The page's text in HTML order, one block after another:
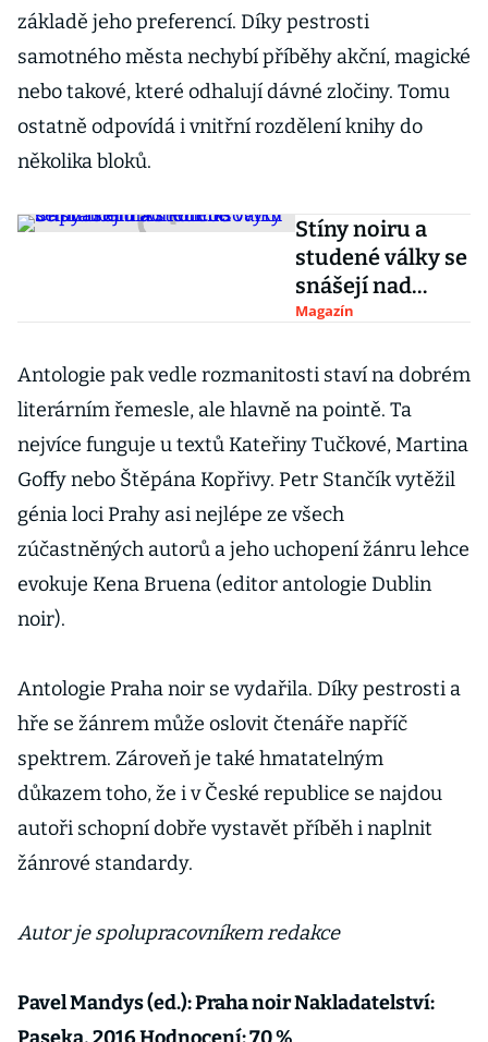
základě jeho preferencí. Díky pestrosti
samotného města nechybí příběhy akční, magické
nebo takové, které odhalují dávné zločiny. Tomu
ostatně odpovídá i vnitřní rozdělení knihy do
několika bloků.
Stíny noiru a
studené války se
snášejí nad
komiksovým
Americou
Magazín
Antologie pak vedle rozmanitosti staví na dobrém
literárním řemesle, ale hlavně na pointě. Ta
nejvíce funguje u textů Kateřiny Tučkové, Martina
Goffy nebo Štěpána Kopřivy. Petr Stančík vytěžil
génia loci Prahy asi nejlépe ze všech
zúčastněných autorů a jeho uchopení žánru lehce
evokuje Kena Bruena (editor antologie Dublin
noir).
Antologie Praha noir se vydařila. Díky pestrosti a
hře se žánrem může oslovit čtenáře napříč
spektrem. Zároveň je také hmatatelným
důkazem toho, že i v České republice se najdou
autoři schopní dobře vystavět příběh i naplnit
žánrové standardy.
Autor je spolupracovníkem redakce
Pavel Mandys (ed.): Praha noir Nakladatelství: